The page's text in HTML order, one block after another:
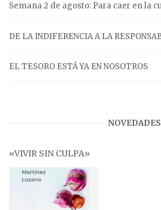
Semana 2 de agosto: Para caer en la
DE LA INDIFERENCIA A LA
EL TESORO ESTÁ YA EN NOSOTROS
NOVEDADES
«VIVIR SIN CULPA»